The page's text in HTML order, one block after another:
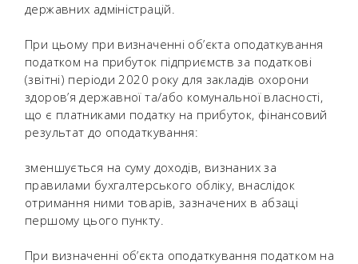
державних адміністрацій.
При цьому при визначенні об’єкта оподаткування
податком на прибуток підприємств за податкові
(звітні) періоди 2020 року для закладів охорони
здоров’я державної та/або комунальної власності,
що є платниками податку на прибуток, фінансовий
результат до оподаткування:
зменшується на суму доходів, визнаних за
правилами бухгалтерського обліку, внаслідок
отримання ними товарів, зазначених в абзаці
першому цього пункту.
При визначенні об’єкта оподаткування податком на